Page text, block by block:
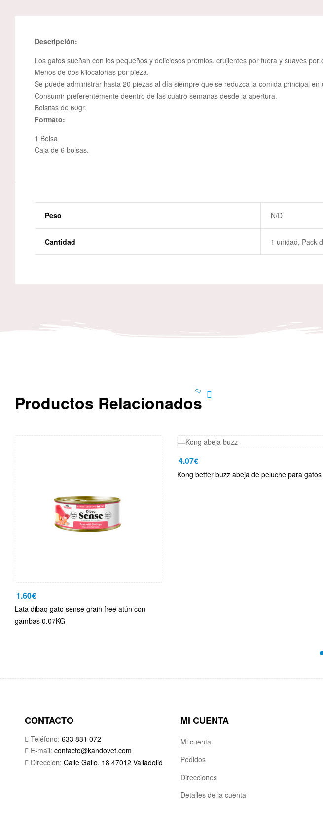
Descripción:
Los gatos sueñan con los pequeños y deliciosos premios, crujientes por fuera y suaves por
Menos de dos kilocalorías por pieza.
Se puede administrar hasta 20 piezas al día siempre que se reduzca la comida principal en
Consumir preferentemente deentro de las cuatro semanas desde la apertura.
Bolsitas de 60gr.
Formato:
1 Bolsa
Caja de 6 bolsas.
Peso N/D
Cantidad 1 unidad, Pack
Productos Relacionados
1.60€
Lata dibaq gato sense grain free atún con
gambas 0.07KG
4.07€
Kong better buzz abeja de peluche para gatos
CONTACTO
Teléfono: 633 831 072
E-mail: contacto@kandovet.com
Dirección: Calle Gallo, 18 47012 Valladolid
MI CUENTA
Mi cuenta
Pedidos
Direcciones
Detalles de la cuenta